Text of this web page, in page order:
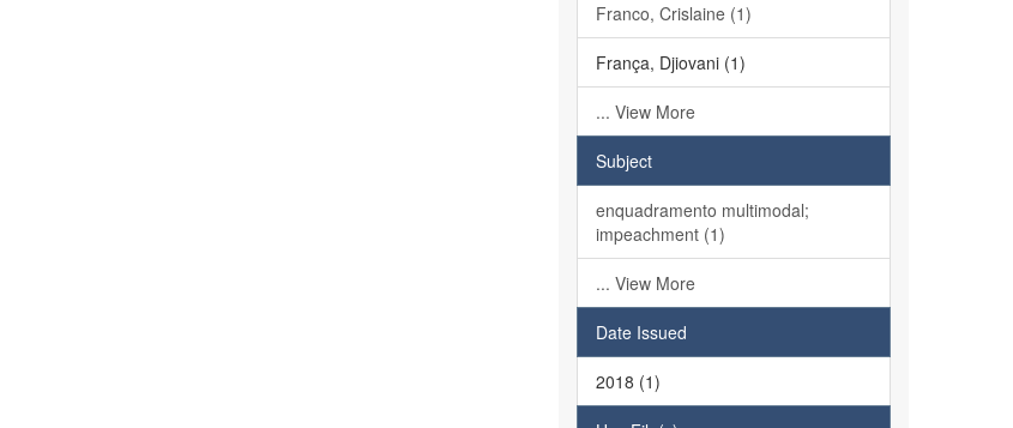
Franco, Crislaine (1)
França, Djiovani (1)
... View More
Subject
enquadramento multimodal;
impeachment (1)
... View More
Date Issued
2018 (1)